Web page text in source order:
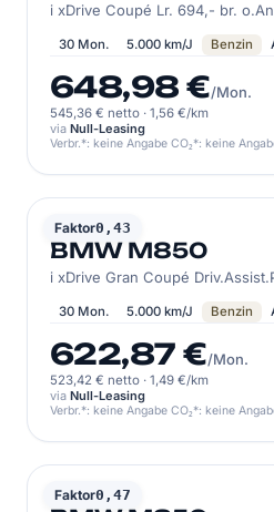
i xDrive Coupé Lr. 694,- br.
30 Mon. 5.000 km/J Benzin
648,98 €/Mon.
545,36 € netto · 1,56 €/km
via Null-Leasing
Verbr.*: keine Angabe CO₂*: keine
Faktor0,43
BMW
BMW M850
i xDrive Gran Coupé
30 Mon. 5.000 km/J Benzin
622,87 €/Mon.
523,42 € netto · 1,49 €/km
via Null-Leasing
Verbr.*: keine Angabe CO₂*: keine
Faktor0,47
BMW